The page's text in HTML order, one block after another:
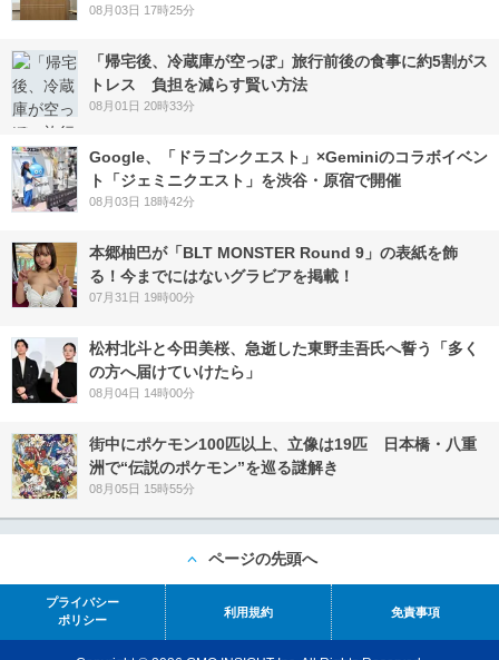
08月03日 17時25分
「帰宅後、冷蔵庫が空っぽ」旅行前後の食事に約5割がス
トレス 負担を減らす賢い方法
08月01日 20時33分
Google、「ドラゴンクエスト」×Geminiのコラボイベン
ト「ジェミニクエスト」を渋谷・原宿で開催
08月03日 18時42分
本郷柚巴が「BLT MONSTER Round 9」の表紙を飾
る！今までにはないグラビアを掲載！
07月31日 19時00分
松村北斗と今田美桜、急逝した東野圭吾氏へ誓う「多く
の方へ届けていけたら」
08月04日 14時00分
街中にポケモン100匹以上、立像は19匹 日本橋・八重
洲で“伝説のポケモン”を巡る謎解き
08月05日 15時55分
ページの先頭へ
プライバシー
ポリシー
利用規約 免責事項